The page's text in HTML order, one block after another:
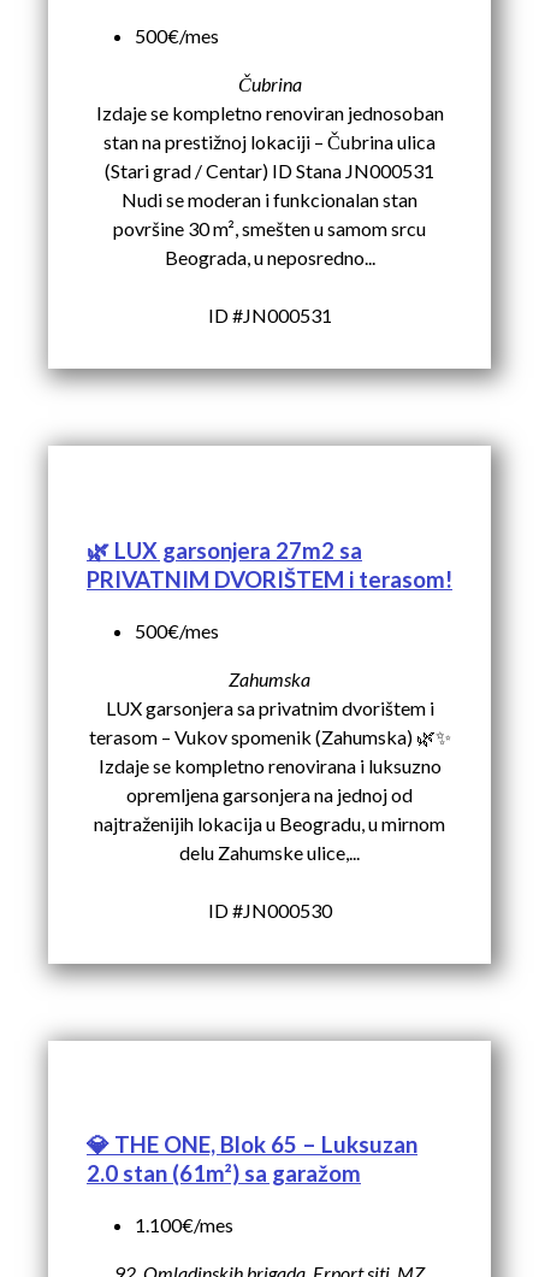
500€/mes
Čubrina
Izdaje se kompletno renoviran jednosoban
stan na prestižnoj lokaciji – Čubrina ulica
(Stari grad / Centar) ID Stana JN000531
Nudi se moderan i funkcionalan stan
površine 30 m², smešten u samom srcu
Beograda, u neposredno...
ID #JN000531
🌿 LUX garsonjera 27m2 sa
PRIVATNIM DVORIŠTEM i terasom!
500€/mes
Zahumska
LUX garsonjera sa privatnim dvorištem i
terasom – Vukov spomenik (Zahumska) 🌿✨
Izdaje se kompletno renovirana i luksuzno
opremljena garsonjera na jednoj od
najtraženijih lokacija u Beogradu, u mirnom
delu Zahumske ulice,...
ID #JN000530
💎 THE ONE, Blok 65 – Luksuzan
2.0 stan (61m²) sa garažom
1.100€/mes